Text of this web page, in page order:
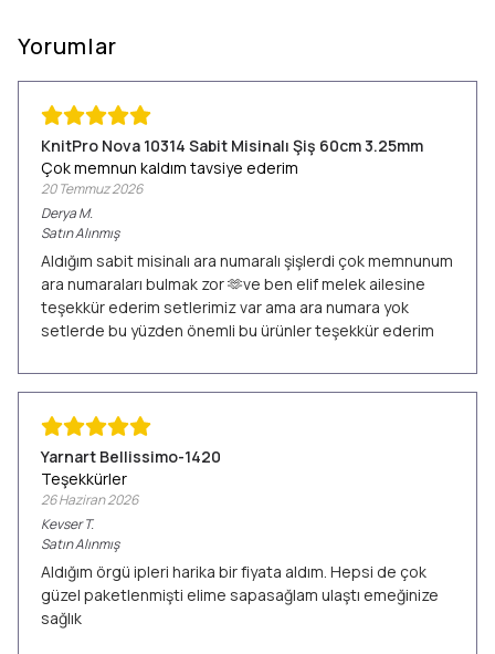
Yorumlar
KnitPro Nova 10314 Sabit Misinalı Şiş 60cm 3.25mm
Çok memnun kaldım tavsiye ederim
20 Temmuz 2026
DeryaM.
Satın Alınmış
Aldığım sabit misinalı ara numaralı şişlerdi çok memnunum
ara numaraları bulmak zor 🫶ve ben elif melek ailesine
teşekkür ederim setlerimiz var ama ara numara yok
setlerde bu yüzden önemli bu ürünler teşekkür ederim
Yarnart Bellissimo-1420
Teşekkürler
26 Haziran 2026
Kevser T.
Satın Alınmış
Aldığım örgü ipleri harika bir fiyata aldım. Hepsi de çok
güzel paketlenmişti elime sapasağlam ulaştı emeğinize
sağlık